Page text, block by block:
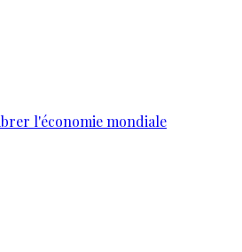
l'économie mondiale